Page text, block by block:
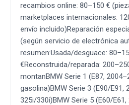
recambios online: 80–150 €
marketplaces internacionales:
envío incluido)Reparación
(según servicio de electrónica
resumen:Usada/desguace:
€Reconstruida/reparada:
montanBMW Serie 1 (E87,
gasolina)BMW Serie 3 (E90/E91,
325i/330i)BMW Serie 5 (E60/E61,